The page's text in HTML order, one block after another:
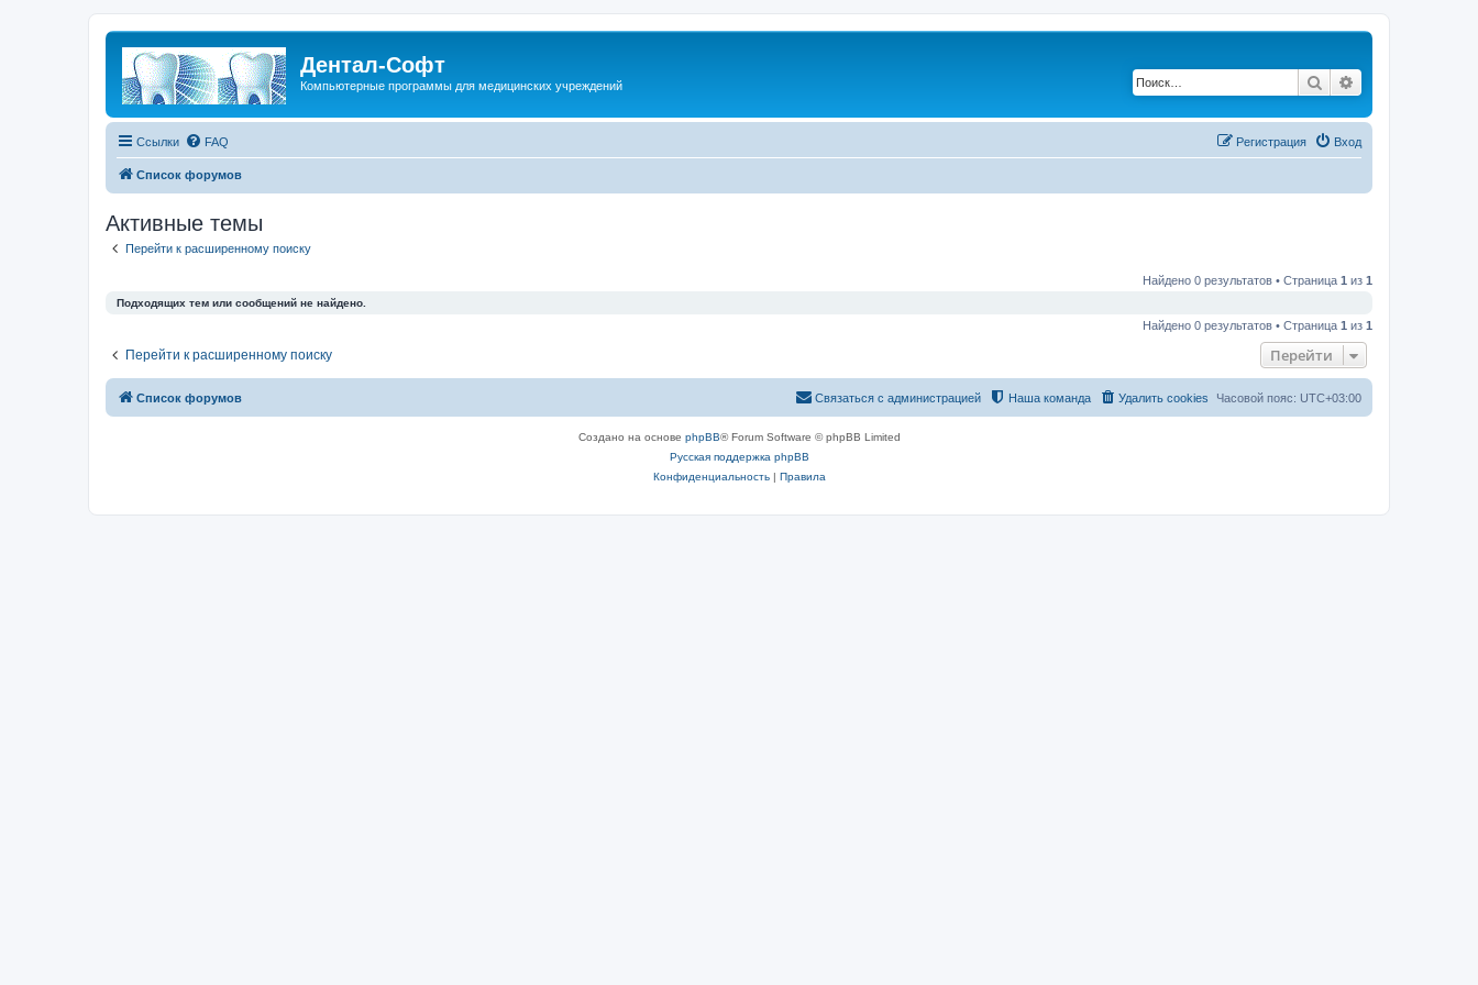
Дентал-Софт
Компьютерные программы для медицинских учреждений Поиск
Ссылки FAQ Вход
Регистрация
Список форумов
Активные темы
Перейти к расширенному поиску
Найдено 0 результатов • Страница 1 из 1
Подходящих тем или сообщений не найдено.
Найдено 0 результатов • Страница 1 из 1
Перейти к расширенному поиску Перейти
Список форумов Часовой пояс: UTC+03:00
Удалить cookies
Наша команда
Связаться с администрацией
Создано на основе phpBB® Forum Software © phpBB Limited
Русская поддержка phpBB
Конфиденциальность| Правила